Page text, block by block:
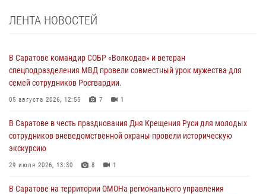
ЛЕНТА НОВОСТЕЙ
В Саратове командир СОБР «Волкодав» и ветеран
спецподразделения МВД провели совместный урок мужества для
семей сотрудников Росгвардии.
05 августа 2026, 12:55 7 1
В Саратове в честь празднования Дня Крещения Руси для молодых
сотрудников вневедомственной охраны провели историческую
экскурсию
29 июля 2026, 13:30 8 1
В Саратове на территории ОМОНа регионального управления